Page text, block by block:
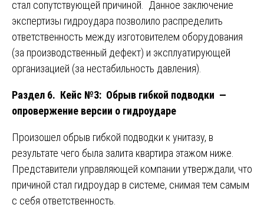
стал сопутствующей причиной. Данное заключение
экспертизы гидроудара позволило распределить
ответственность между изготовителем оборудования
(за производственный дефект) и эксплуатирующей
организацией (за нестабильность давления).
Раздел 6. Кейс №3: Обрыв гибкой подводки —
опровержение версии о гидроударе
Произошел обрыв гибкой подводки к унитазу, в
результате чего была залита квартира этажом ниже.
Представители управляющей компании утверждали, что
причиной стал гидроудар в системе, снимая тем самым
с себя ответственность.